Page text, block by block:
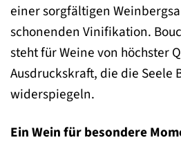
einer sorgfältigen
schonenden Vinifikation.
steht für Weine von höchster
Ausdruckskraft, die die Seele
widerspiegeln.
Ein Wein für besondere